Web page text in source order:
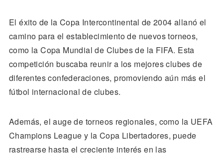
El éxito de la Copa Intercontinental de 2004 allanó el
camino para el establecimiento de nuevos torneos,
como la Copa Mundial de Clubes de la FIFA. Esta
competición buscaba reunir a los mejores clubes de
diferentes confederaciones, promoviendo aún más el
fútbol internacional de clubes.
Además, el auge de torneos regionales, como la UEFA
Champions League y la Copa Libertadores, puede
rastrearse hasta el creciente interés en las